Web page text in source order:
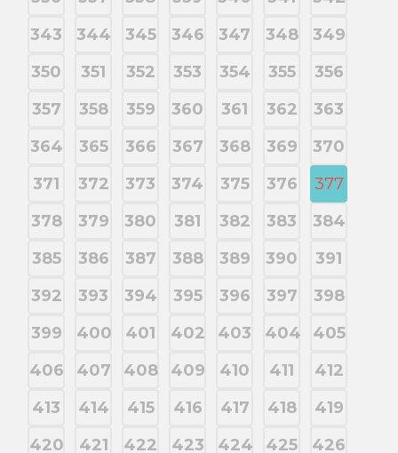
343
344 345 346 347 348
349
350
351 352 353 354 355
356
357
358 359 360 361 362
363
364
365 366 367 368 369
370
371
372 373 374 375 376
377
378
379 380 381 382 383
384
385
386 387 388 389 390
391
392
393 394 395 396 397
398
399
400 401 402 403 404
405
406
407 408 409 410 411
412
413
414 415 416 417 418
419
420
421 422 423 424 425 426